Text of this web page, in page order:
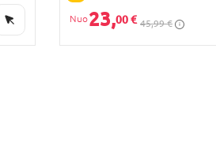
23,00 € 45,99 €